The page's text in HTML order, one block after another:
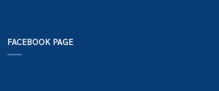
FACEBOOK PAGE